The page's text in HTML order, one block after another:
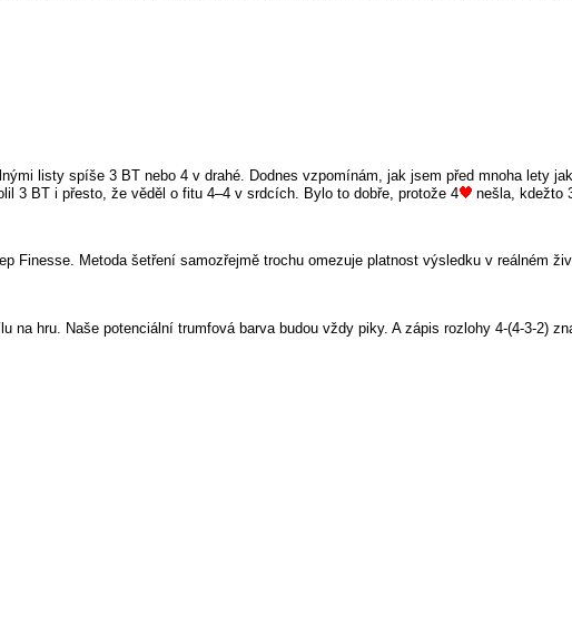
listy spíše 3 BT nebo 4 v drahé. Dodnes vzpomínám, jak jsem před mnoha lety
3 BT i přesto, že věděl o fitu 4–4 v srdcích. Bylo to dobře, protože 4
nešla, kdežto
Finesse. Metoda šetření samozřejmě trochu omezuje platnost výsledku v reálném
na hru. Naše potenciální trumfová barva budou vždy piky. A zápis rozlohy 4-(4-3-2)